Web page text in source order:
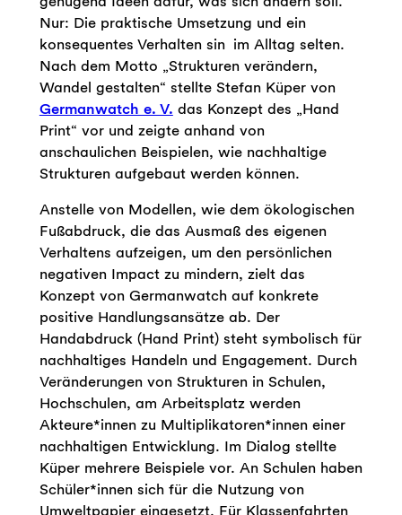
Nur: Die praktische Umsetzung und ein
konsequentes Verhalten sin im Alltag selten.
Nach dem Motto „Strukturen verändern,
Wandel gestalten“ stellte Stefan Küper von
Germanwatch e. V. das Konzept des „Hand
Print“ vor und zeigte anhand von
anschaulichen Beispielen, wie nachhaltige
Strukturen aufgebaut werden können.
Anstelle von Modellen, wie dem ökologischen
Fußabdruck, die das Ausmaß des eigenen
Verhaltens aufzeigen, um den persönlichen
negativen Impact zu mindern, zielt das
Konzept von Germanwatch auf konkrete
positive Handlungsansätze ab. Der
Handabdruck (Hand Print) steht symbolisch für
nachhaltiges Handeln und Engagement. Durch
Veränderungen von Strukturen in Schulen,
Hochschulen, am Arbeitsplatz werden
Akteure*innen zu Multiplikatoren*innen einer
nachhaltigen Entwicklung. Im Dialog stellte
Küper mehrere Beispiele vor. An Schulen haben
Schüler*innen sich für die Nutzung von
Umweltpapier eingesetzt. Für Klassenfahrten